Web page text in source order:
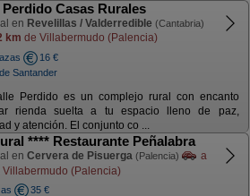
Perdido Casas Rurales
en Revelillas / Valderredible (Cantabria)
km de Villabermudo (Palencia)
16 €
Santander
Perdido es un complejo rural con encanto
rienda suelta a tu espacio lleno de paz,
y atención. El conjunto co ...
**** Restaurante Peñalabra
en Cervera de Pisuerga (Palencia)
a
Villabermudo (Palencia)
35 €